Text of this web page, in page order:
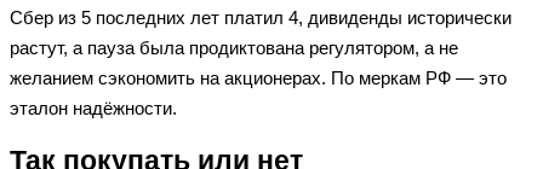
Сбер из 5 последних лет платил 4, дивиденды исторически
растут, а пауза была продиктована регулятором, а не
желанием сэкономить на акционерах. По меркам РФ — это
эталон надёжности.
Так покупать или нет